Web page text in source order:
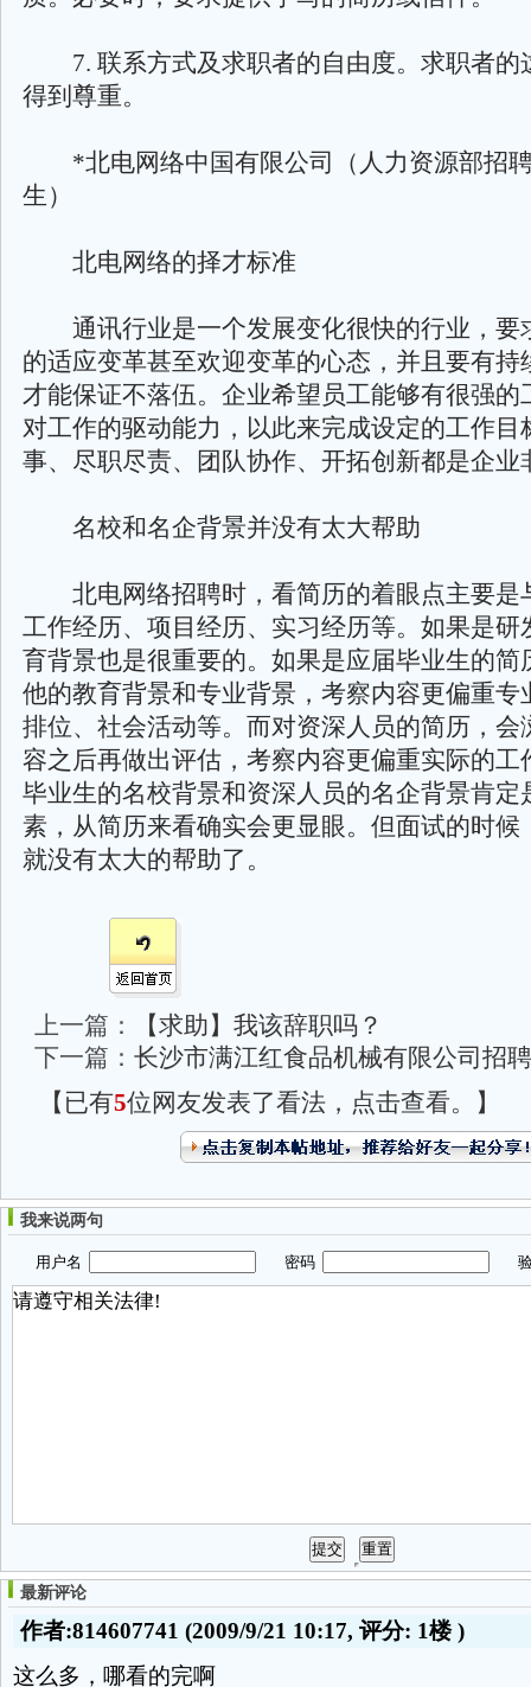
7. 联系方式及求职者的自由度。求职者的
得到尊重。
*北电网络中国有限公司（人力资源部招
生）
北电网络的择才标准
通讯行业是一个发展变化很快的行业，要
的适应变革甚至欢迎变革的心态，并且要有持
才能保证不落伍。企业希望员工能够有很强的
对工作的驱动能力，以此来完成设定的工作目
事、尽职尽责、团队协作、开拓创新都是企业
名校和名企背景并没有太大帮助
北电网络招聘时，看简历的着眼点主要是
工作经历、项目经历、实习经历等。如果是研
育背景也是很重要的。如果是应届毕业生的简
他的教育背景和专业背景，考察内容更偏重专
排位、社会活动等。而对资深人员的简历，会
容之后再做出评估，考察内容更偏重实际的工
毕业生的名校背景和资深人员的名企背景肯定
素，从简历来看确实会更显眼。但面试的时候
就没有太大的帮助了。
上一篇：
【求助】我该辞职吗？
下一篇： 长沙市满江红食品机械有限公司招聘
【已有5位网友发表了看法，点击查看。】
我来说两句
用户名 密码 验
最新评论
作者:814607741 (2009/9/21 10:17, 评分: 1楼)
这么多，哪看的完啊